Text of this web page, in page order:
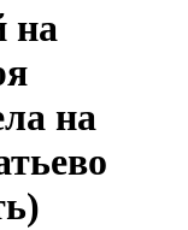
на
на